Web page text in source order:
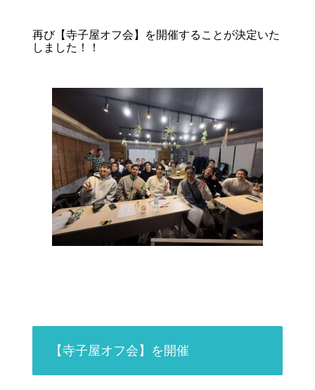
再び【寺子屋オフ会】を開催することが決定いた
しました！！
【寺子屋オフ会】を開催